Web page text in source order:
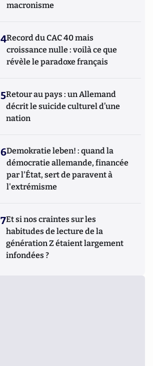
macronisme
4Record du CAC 40 mais
croissance nulle : voilà ce que
révèle le paradoxe français
5Retour au pays : un Allemand
décrit le suicide culturel d’une
nation
6Demokratie leben! : quand la
démocratie allemande, financée
par l'État, sert de paravent à
l'extrémisme
7Et si nos craintes sur les
habitudes de lecture de la
génération Z étaient largement
infondées ?